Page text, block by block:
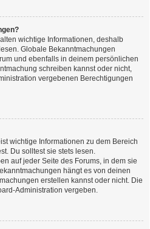
wichtige Informationen, deshalb
Globale Bekanntmachungen
und ebenfalls in deinem persönlichen
schreiben kannst oder nicht,
vergebenen Berechtigungen
wichtige Informationen zu dem Bereich
Du solltest sie stets lesen.
auf jeder Seite des Forums, in dem sie
hängt es von deinen
erstellen kannst oder nicht. Die
Administration vergeben.